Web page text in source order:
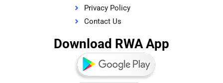
Privacy Policy
Contact Us
Download RWA App